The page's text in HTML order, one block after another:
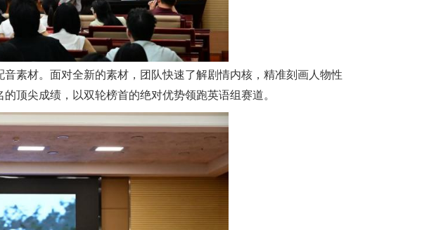
素材。面对全新的素材，团队快速了解剧情内核，精准刻画人物性
顶尖成绩，以双轮榜首的绝对优势领跑英语组赛道。